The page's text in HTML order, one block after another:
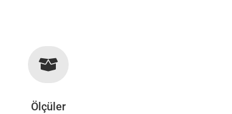

Ölçüler